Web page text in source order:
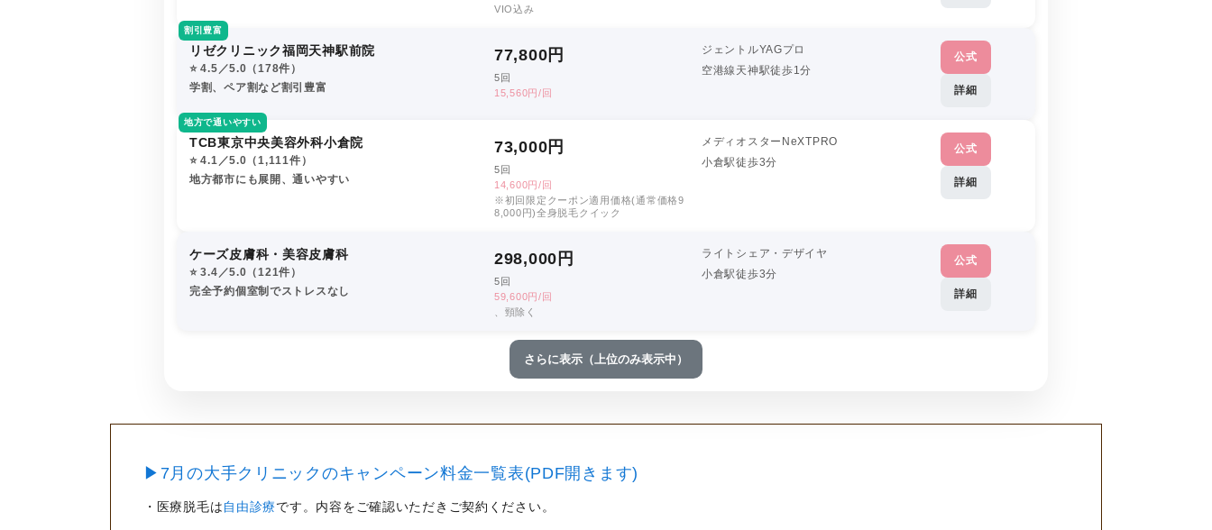
VIO込み
割引豊富
リゼクリニック福岡天神駅前院
⭐️ 4.5／5.0（178件）
学割、ペア割など割引豊富
77,800 円
5回
15,560円/回
ジェントルYAGプロ
空港線天神駅徒歩1分
公式
詳細
地方で通いやすい
TCB東京中央美容外科小倉院
⭐️ 4.1／5.0（1,111件）
地方都市にも展開、通いやすい
73,000 円
5回
14,600円/回
※初回限定クーポン適用価格(通常価格9
8,000円)全身脱毛クイック
メディオスターNeXTPRO
小倉駅徒歩3分
公式
詳細
ケーズ皮膚科・美容皮膚科
⭐️ 3.4／5.0（121件）
完全予約個室制でストレスなし
298,000 円
5回
59,600円/回
、頸除く
ライトシェア・デザイヤ
小倉駅徒歩3分
公式
詳細
さらに表示（上位のみ表示中）
▶7月の大手クリニックのキャンペーン料金一覧表(PDF開きます)
・医療脱毛は自由診療です。内容をご確認いただきご契約ください。